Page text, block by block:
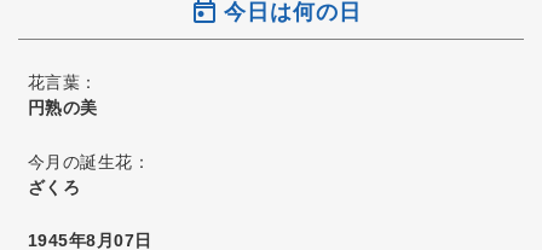
今日は何の日
花言葉：
円熟の美
今月の誕生花：
ざくろ
1945年8月07日